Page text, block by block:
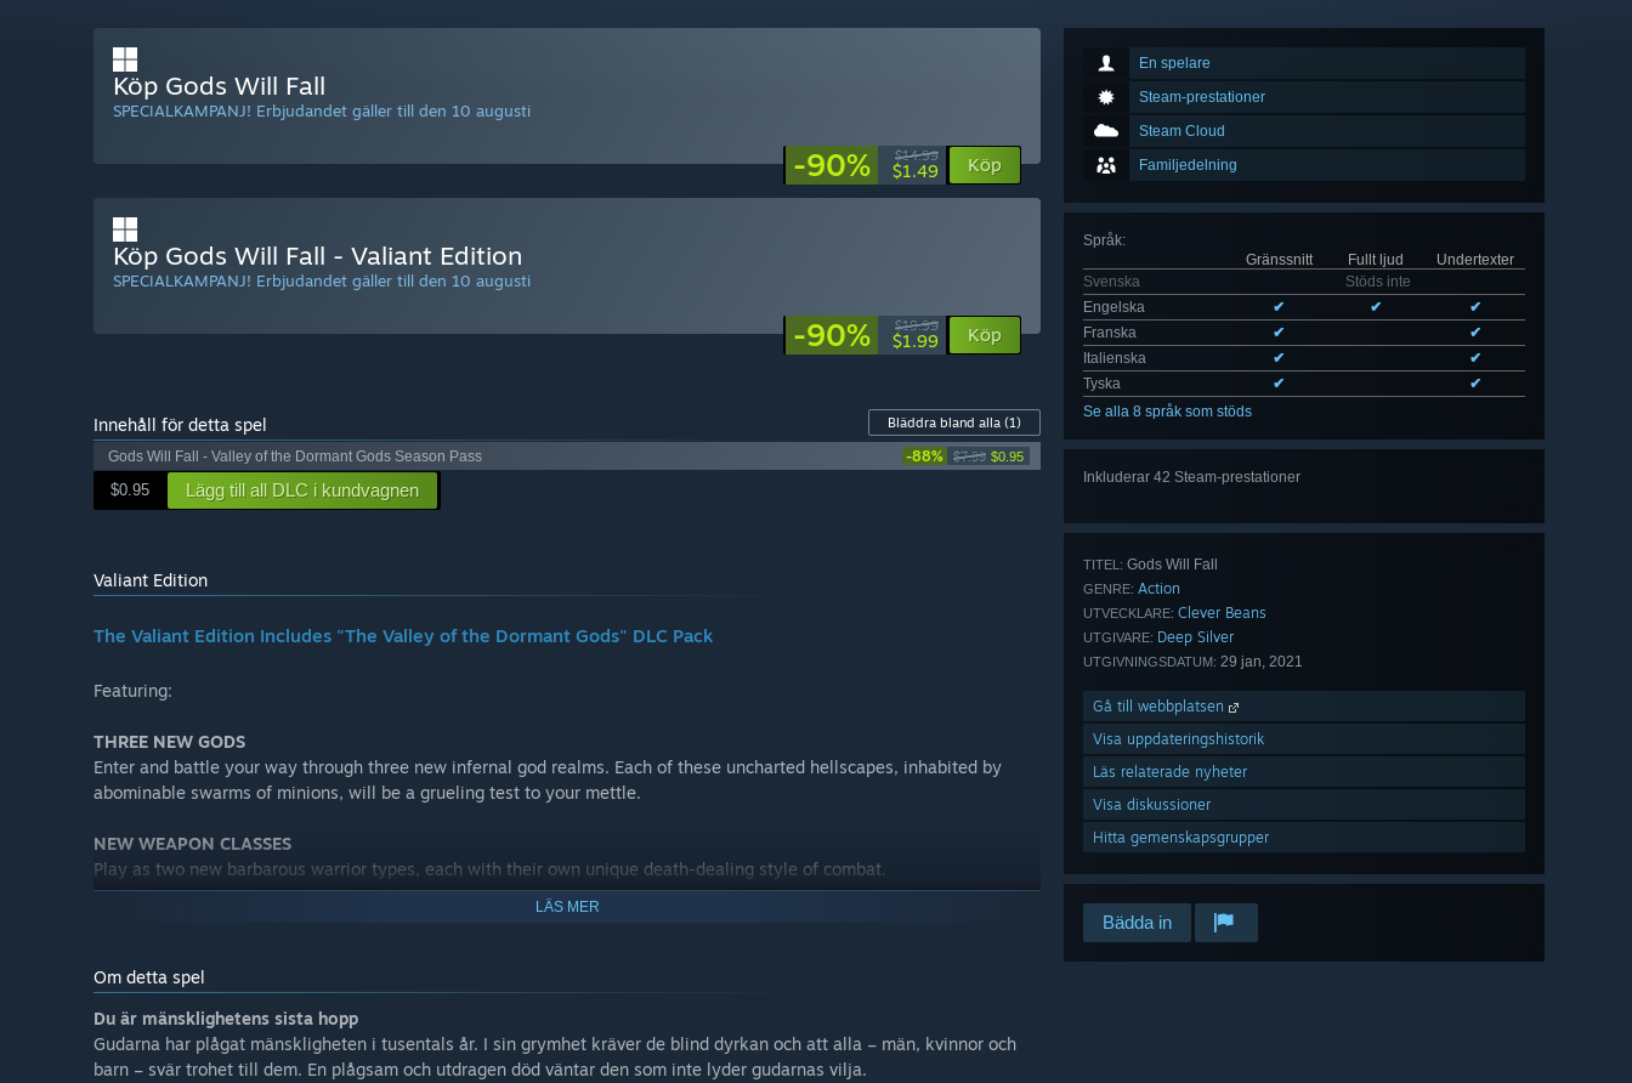
En spelare
Steam-prestationer
Steam Cloud
Familjedelning
Språk:
Gränssnitt
Fullt ljud
Undertexter
Svenska
Stöds inte
Engelska
✔ ✔
✔
Franska
✔
✔
Italienska
✔
✔
Tyska
✔
✔
Se alla 8 språk som stöds
Inkluderar 42 Steam-prestationer
TITEL: Gods Will Fall
GENRE: Action
UTVECKLARE: Clever Beans
UTGIVARE: Deep Silver
UTGIVNINGSDATUM: 29 jan, 2021
Gå till webbplatsen
Visa uppdateringshistorik
Läs relaterade nyheter
Visa diskussioner
Hitta gemenskapsgrupper
Bädda in
Köp Gods Will Fall
SPECIALKAMPANJ! Erbjudandet gäller till den 10 augusti
-90% $14.99
$1.49 Köp
Köp Gods Will Fall - Valiant Edition
SPECIALKAMPANJ! Erbjudandet gäller till den 10 augusti
-90% $19.99
$1.99 Köp
Innehåll för detta spel Bläddra bland alla (1)
Gods Will Fall - Valley of the Dormant Gods Season Pass
-88% $7.99 $0.95
$0.95 Lägg till all DLC i kundvagnen
Valiant Edition
The Valiant Edition Includes "The Valley of the Dormant Gods" DLC Pack
Featuring:
THREE NEW GODS
Enter and battle your way through three new infernal god realms. Each of these uncharted hellscapes, inhabited by
abominable swarms of minions, will be a grueling test to your mettle.
NEW WEAPON CLASSES
Play as two new barbarous warrior types, each with their own unique death-dealing style of combat.
NEW SKILLS
New methods of melee to further expand your warriors’ combat system and ensure the apt champion is chosen for the
battle that lies ahead.
LÄS MER
Om detta spel
Du är mänsklighetens sista hopp
Gudarna har plågat mänskligheten i tusentals år. I sin grymhet kräver de blind dyrkan och att alla – män, kvinnor och
barn – svär trohet till dem. En plågsam och utdragen död väntar den som inte lyder gudarnas vilja.